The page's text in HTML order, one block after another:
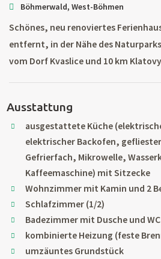
Böhmerwald, West-Böhmen
Schönes, neu renoviertes
entfernt, in der Nähe des
vom Dorf Kvaslice und 10 km
Ausstattung
ausgestattete Küche
elektrischer Backofen,
Gefrierfach, Mikrowelle,
Kaffeemaschine) mit Sitzecke
Wohnzimmer mit Kamin und 2
Schlafzimmer (1/2)
Badezimmer mit Dusche und WC
kombinierte Heizung (feste
umzäuntes Grundstück